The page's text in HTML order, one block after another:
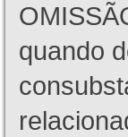
quando